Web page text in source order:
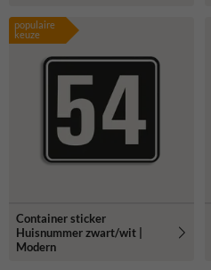
populaire
keuze
Container sticker
Huisnummer zwart/wit |
Modern